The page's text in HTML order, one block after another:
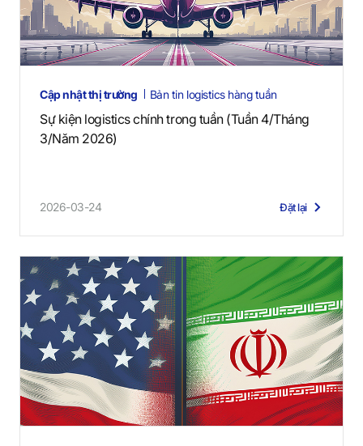
Cập nhật thị trường Bản tin logistics hàng tuần
Sự kiện logistics chính trong tuần (Tuần 4/Tháng
3/Năm 2026)
2026-03-24 Đặt lại